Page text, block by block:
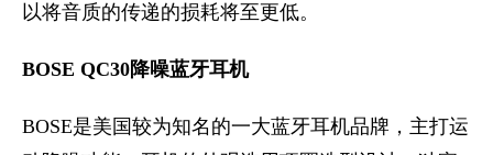
以将音质的传递的损耗将至更低。
BOSE QC30降噪蓝牙耳机
BOSE是美国较为知名的一大蓝牙耳机品牌，主打运